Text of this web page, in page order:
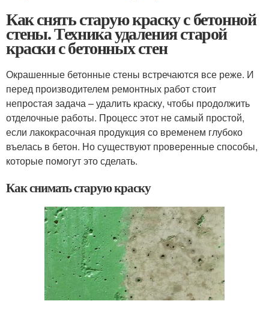
Как снять старую краску с бетонной
стены. Техника удаления старой
краски с бетонных стен
Окрашенные бетонные стены встречаются все реже. И
перед производителем ремонтных работ стоит
непростая задача – удалить краску, чтобы продолжить
отделочные работы. Процесс этот не самый простой,
если лакокрасочная продукция со временем глубоко
въелась в бетон. Но существуют проверенные способы,
которые помогут это сделать.
Как снимать старую краску